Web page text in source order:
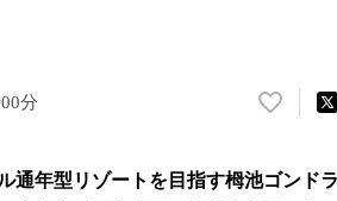
分
い
！
通年型リゾートを目指す栂池ゴンド